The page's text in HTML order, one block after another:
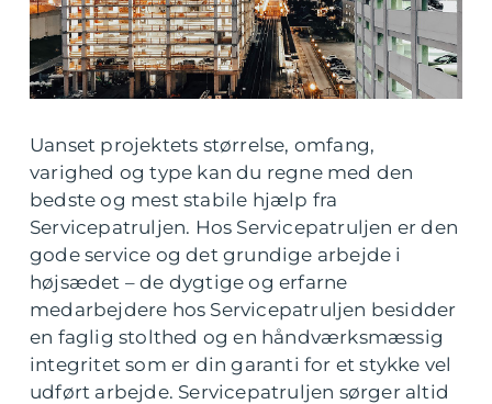
Uanset projektets størrelse, omfang,
varighed og type kan du regne med den
bedste og mest stabile hjælp fra
Servicepatruljen. Hos Servicepatruljen er den
gode service og det grundige arbejde i
højsædet – de dygtige og erfarne
medarbejdere hos Servicepatruljen besidder
en faglig stolthed og en håndværksmæssig
integritet som er din garanti for et stykke vel
udført arbejde. Servicepatruljen sørger altid